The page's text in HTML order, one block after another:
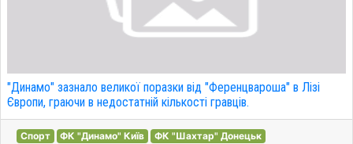
"Динамо" зазнало великої поразки від "Ференцвароша" в Лізі
Європи, граючи в недостатній кількості гравців.
Спорт ФК "Динамо" Київ ФК "Шахтар" Донецьк